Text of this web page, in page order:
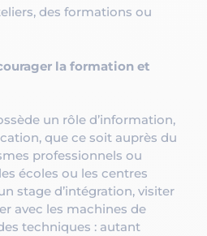
des formations ou
la formation et
un rôle d’information,
que ce soit auprès du
professionnels ou
écoles ou les centres
stage d’intégration, visiter
avec les machines de
techniques : autant